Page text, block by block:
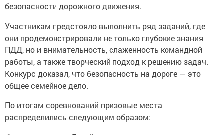
безопасности дорожного движения.
Участникам предстояло выполнить ряд заданий, где
они продемонстрировали не только глубокие знания
ПДД, но и внимательность, слаженность командной
работы, а также творческий подход к решению задач.
Конкурс доказал, что безопасность на дороге — это
общее семейное дело.
По итогам соревнований призовые места
распределились следующим образом: